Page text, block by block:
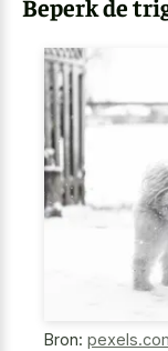
Beperk de
Bron: